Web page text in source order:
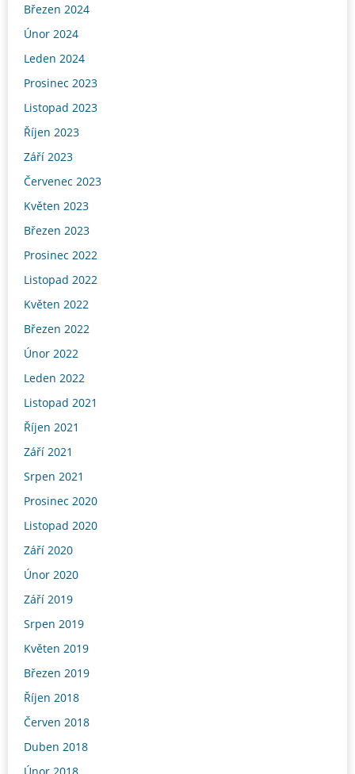
Březen 2024
Únor 2024
Leden 2024
Prosinec 2023
Listopad 2023
Říjen 2023
Září 2023
Červenec 2023
Květen 2023
Březen 2023
Prosinec 2022
Listopad 2022
Květen 2022
Březen 2022
Únor 2022
Leden 2022
Listopad 2021
Říjen 2021
Září 2021
Srpen 2021
Prosinec 2020
Listopad 2020
Září 2020
Únor 2020
Září 2019
Srpen 2019
Květen 2019
Březen 2019
Říjen 2018
Červen 2018
Duben 2018
Únor 2018